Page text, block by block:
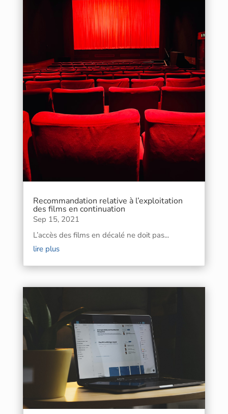
Recommandation relative à l’exploitation
des films en continuation
Sep 15, 2021
L’accès des films en décalé ne doit pas...
lire plus